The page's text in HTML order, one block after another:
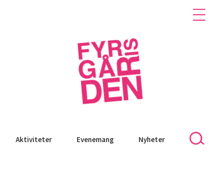
Aktiviteter Evenemang Nyheter